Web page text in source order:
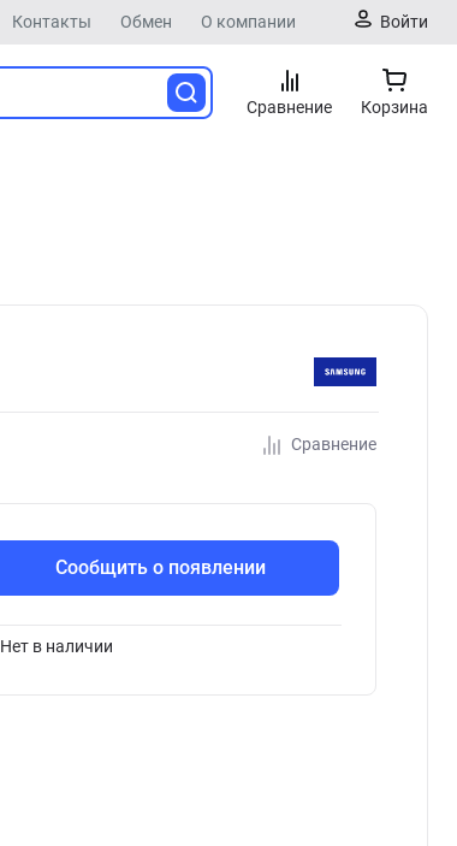
Контакты Обмен О компании Войти
Сравнение Корзина
Сравнение
Сообщить о появлении
Нет в наличии